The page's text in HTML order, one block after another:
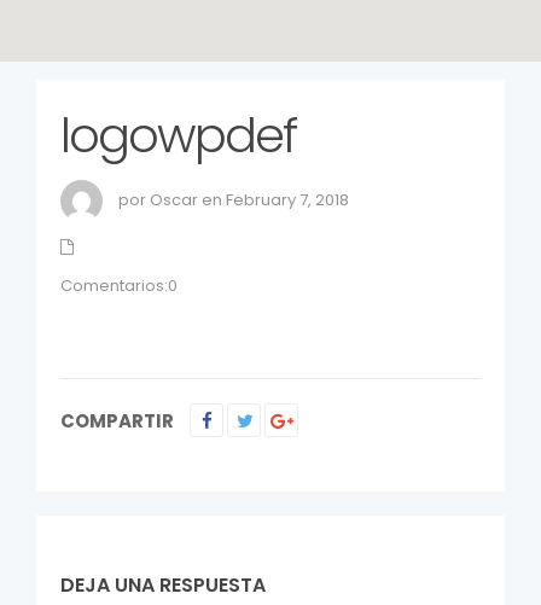
logowpdef
por Oscar en February 7, 2018
Comentarios:0
COMPARTIR
DEJA UNA RESPUESTA